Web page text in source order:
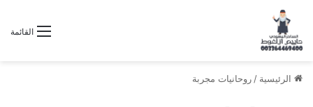
القائمة
الرئيسية / روحانيات مجربة